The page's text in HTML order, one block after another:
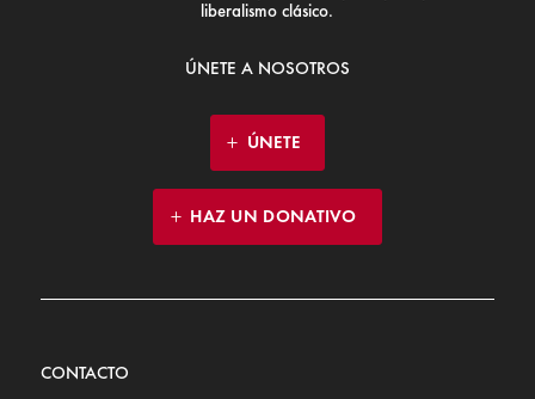
liberalismo clásico.
ÚNETE A NOSOTROS
ÚNETE
HAZ UN DONATIVO
CONTACTO